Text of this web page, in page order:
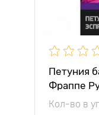
Петуния
Фраппе
Кол-во в